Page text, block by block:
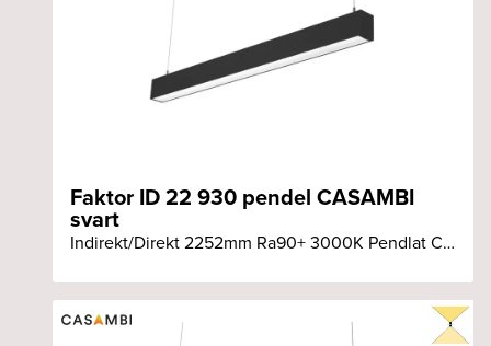
Faktor ID 22 930 pendel CASAMBI
svart
Indirekt/Direkt 2252mm Ra90+ 3000K Pendlat CASAMBI svart armatur